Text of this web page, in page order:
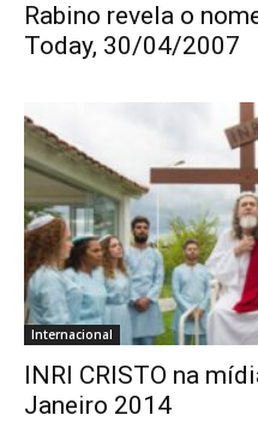
Rabino revela o
Today, 30/04/2007
Internacional
INRI CRISTO na
Janeiro 2014